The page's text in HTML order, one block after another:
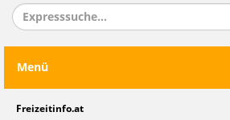
Menü
Freizeitinfo.at